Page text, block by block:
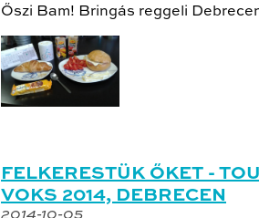
Őszi Bam! Bringás reggeli
FELKERESTÜK ŐKET -
VOKS 2014, DEBRECEN
2014-10-05